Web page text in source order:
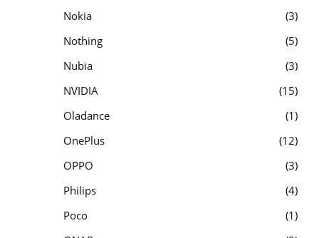
Nokia
3
Nothing
5
Nubia
3
NVIDIA
15
Oladance
1
OnePlus
12
OPPO
3
Philips
4
Poco
1